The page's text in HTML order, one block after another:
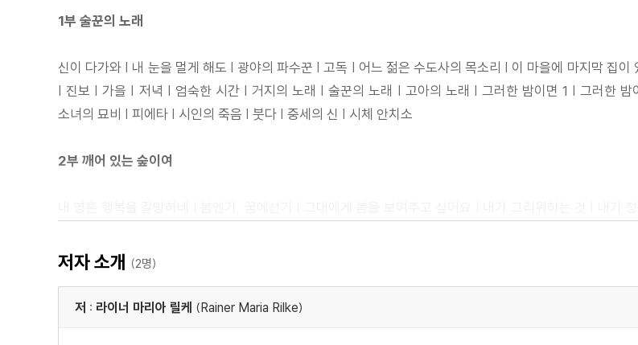
1부 술꾼의 노래
신이 다가와 | 내 눈을 멀게 해도 | 광야의 파수꾼 | 고독 | 어느 젊은 수도사의 목소리 | 이 마을에 마지막 집
| 진보 | 가을 | 저녁 | 엄숙한 시간 | 거지의 노래 | 술꾼의 노래 | 고아의 노래 | 그러한 밤이면 1 | 그러한
소녀의 묘비 | 피에타 | 시인의 죽음 | 붓다 | 중세의 신 | 시체 안치소
2부 깨어 있는 숲이여
내 영혼 행복을 갈망하네 | 봄엔가, 꿈에선가 | 그대에게 봄을 보여주고 싶어요 | 내가 그리워하는 것 | 내가
날 | 너 아직도 기억하고 있을까 | 모두가 알았다 | 강림절 | 나는 늘 같은 길을 걷는다 | 은빛 날개의 하얀 영
첫 장미들이 깨어나요 | 너른 들에는 기다림이 있었네 | 나는 고아입니다
저자 소개 (2명)
저 : 라이너 마리아 릴케 (Rainer Maria Rilke)